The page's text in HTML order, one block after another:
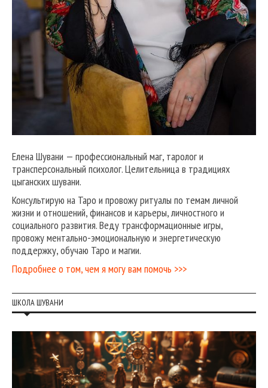
Елена Шувани — профессиональный маг, таролог и
трансперсональный психолог. Целительница в традициях
цыганских шувани.
Консультирую на Таро и провожу ритуалы по темам личной
жизни и отношений, финансов и карьеры, личностного и
социального развития. Веду трансформационные игры,
провожу ментально-эмоциональную и энергетическую
поддержку, обучаю Таро и магии.
Подробнее о том, чем я могу вам помочь >>>
ШКОЛА ШУВАНИ